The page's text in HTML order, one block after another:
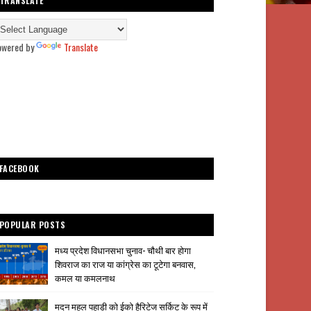
by Translate
POSTS
मध्य प्रदेश विधानसभा चुनाव- चौथी बार होगा
शिवराज का राज या कांग्रेस का टूटेगा बनवास,
कमल या कमलनाथ
मदन महल पहाड़ी को ईको हैरिटेज सर्किट के रूप में